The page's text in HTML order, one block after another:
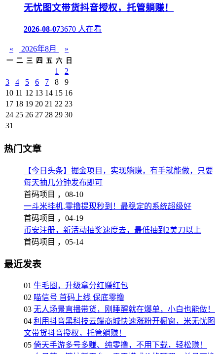
无忧图文带货抖音授权，托管躺赚！
2026-08-073670 人在看
« 2026年8月 »
一 二 三 四 五 六 日
1
2
3
4 5 6 7 8
9
10 11 12 13 14 15 16
17 18 19 20 21 22 23
24 25 26 27 28 29 30
31
热门文章
【今日头条】掘金项目，实现躺赚，有手就能做，只要
每天抽几分钟发布即可
首码项目 ， 08-10
一斗米挂机,零撸提现秒到！最稳定的系统超级好
首码项目 ， 04-19
币安注册，新活动抽奖速度去，最低抽到2美刀以上
首码项目 ， 05-14
最近发表
01 牛毛圈，升级拿分红赚红包
02 喵信号 首码上线 保底零撸
03 无人场景直播带货，刚睡醒就在爆单，小白也能做！
04 利用抖音黑科技云端商城快速涨粉开橱窗，米无忧图
文带货抖音授权，托管躺赚！
05 倚天手游多号多赚、纯零撸，不用下载，轻松赚！